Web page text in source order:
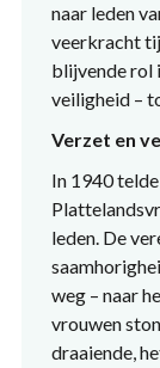
naar leden
veerkracht
blijvende rol
veiligheid –
Verzet en
In 1940
leden. De
weg – naar
vrouwen
draaiende,